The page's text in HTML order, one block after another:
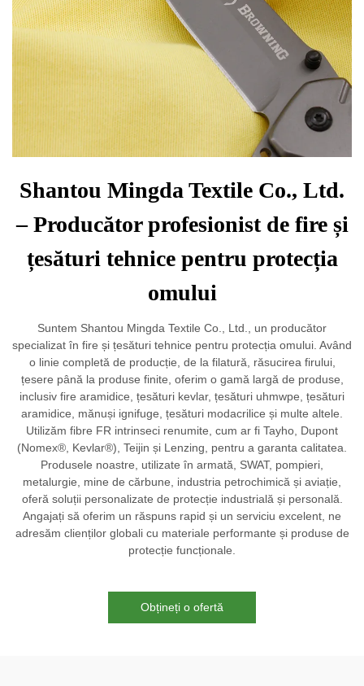
Shantou Mingda Textile Co., Ltd.
– Producător profesionist de fire și
țesături tehnice pentru protecția
omului
Suntem Shantou Mingda Textile Co., Ltd., un producător
specializat în fire și țesături tehnice pentru protecția omului. Având
o linie completă de producție, de la filatură, răsucirea firului,
țesere până la produse finite, oferim o gamă largă de produse,
inclusiv fire aramidice, țesături kevlar, țesături uhmwpe, țesături
aramidice, mănuși ignifuge, țesături modacrilice și multe altele.
Utilizăm fibre FR intrinseci renumite, cum ar fi Tayho, Dupont
(Nomex®, Kevlar®), Teijin și Lenzing, pentru a garanta calitatea.
Produsele noastre, utilizate în armată, SWAT, pompieri,
metalurgie, mine de cărbune, industria petrochimică și aviație,
oferă soluții personalizate de protecție industrială și personală.
Angajați să oferim un răspuns rapid și un serviciu excelent, ne
adresăm clienților globali cu materiale performante și produse de
protecție funcționale.
Obțineți o ofertă